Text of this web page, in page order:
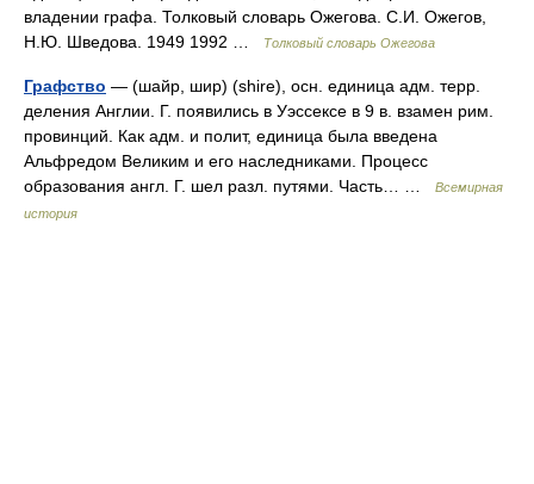
владении графа. Толковый словарь Ожегова. С.И. Ожегов,
Н.Ю. Шведова. 1949 1992 …
Толковый словарь Ожегова
Графство — (шайр, шир) (shire), осн. единица адм. терр.
деления Англии. Г. появились в Уэссексе в 9 в. взамен рим.
провинций. Как адм. и полит, единица была введена
Альфредом Великим и его наследниками. Процесс
образования англ. Г. шел разл. путями. Часть… …
Всемирная
история